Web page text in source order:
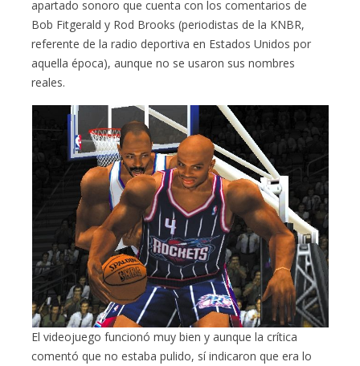
apartado sonoro que cuenta con los comentarios de
Bob Fitgerald y Rod Brooks (periodistas de la KNBR,
referente de la radio deportiva en Estados Unidos por
aquella época), aunque no se usaron sus nombres
reales.
El videojuego funcionó muy bien y aunque la crítica
comentó que no estaba pulido, sí indicaron que era lo